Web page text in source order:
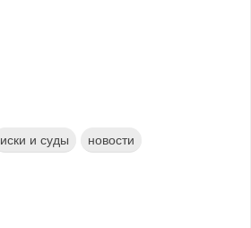
иски и суды новости